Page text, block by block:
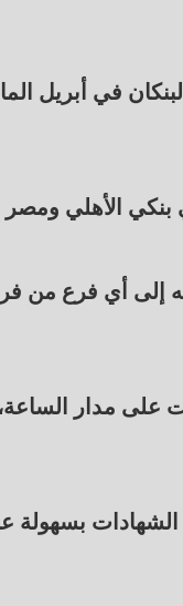
في أبريل
بنكي الأهلي ومصر
إلى أي فرع من
على مدار
بسهولة